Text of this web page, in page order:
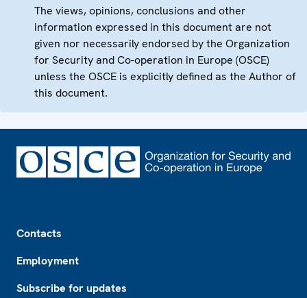
The views, opinions, conclusions and other
information expressed in this document are not
given nor necessarily endorsed by the Organization
for Security and Co-operation in Europe (OSCE)
unless the OSCE is explicitly defined as the Author of
this document.
Contacts
Employment
Subscribe for updates